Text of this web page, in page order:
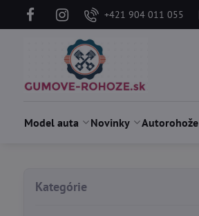
+421 904 011 055
Model auta Novinky Autorohože
Kategórie